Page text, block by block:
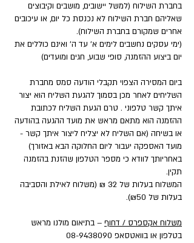
בחברת השילוח (למשל יישובים, מושבים וקיבוצים
שאליהם חברת השילוח לא נכנסת כל יום, או עיכובים
אחרים שמקורם בחברת השילוח).
(ימי עסקים נחשבים לימים א' עד ה' ואינם כוללים את
יום ביצוע ההזמנה, סופי שבוע, חגים ומועדים)
ביום המסירה הצפוי תקבלי הודעה סמס מחברת
השליחים לאחר מכן בסמוך להגעת השליח הוא יצור
איתך קשר טלפוני . טרם הגעת השליח לכתובת
ההזמנה הוא מתאם מראש את מועד ההגעה בהודעה
או בשיחה (אם השליח לא יצליח ליצור איתך קשר -
מועד האספקה יעבור ליום החלוקה הבא באזורך)
באחריותך לוודא כי מספר הטלפון שהזנת בהזמנה
תקין.
המשלוח בעלות של 32 ₪ (משלוח לאילת והסביבה
בעלות של ₪50).
משלוח אקספרס / דחוף – בתיאום מולנו מראש
בטלפון או בוואטסאפ 08-9438090